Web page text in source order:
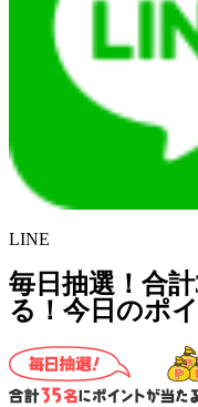
LINE
毎日抽選！合
る！今日のポ